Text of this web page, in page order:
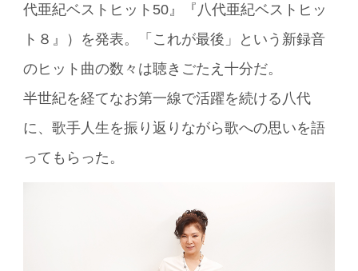
代亜紀ベストヒット50』『八代亜紀ベストヒッ
ト８』）を発表。「これが最後」という新録音
のヒット曲の数々は聴きごたえ十分だ。
半世紀を経てなお第一線で活躍を続ける八代
に、歌手人生を振り返りながら歌への思いを語
ってもらった。